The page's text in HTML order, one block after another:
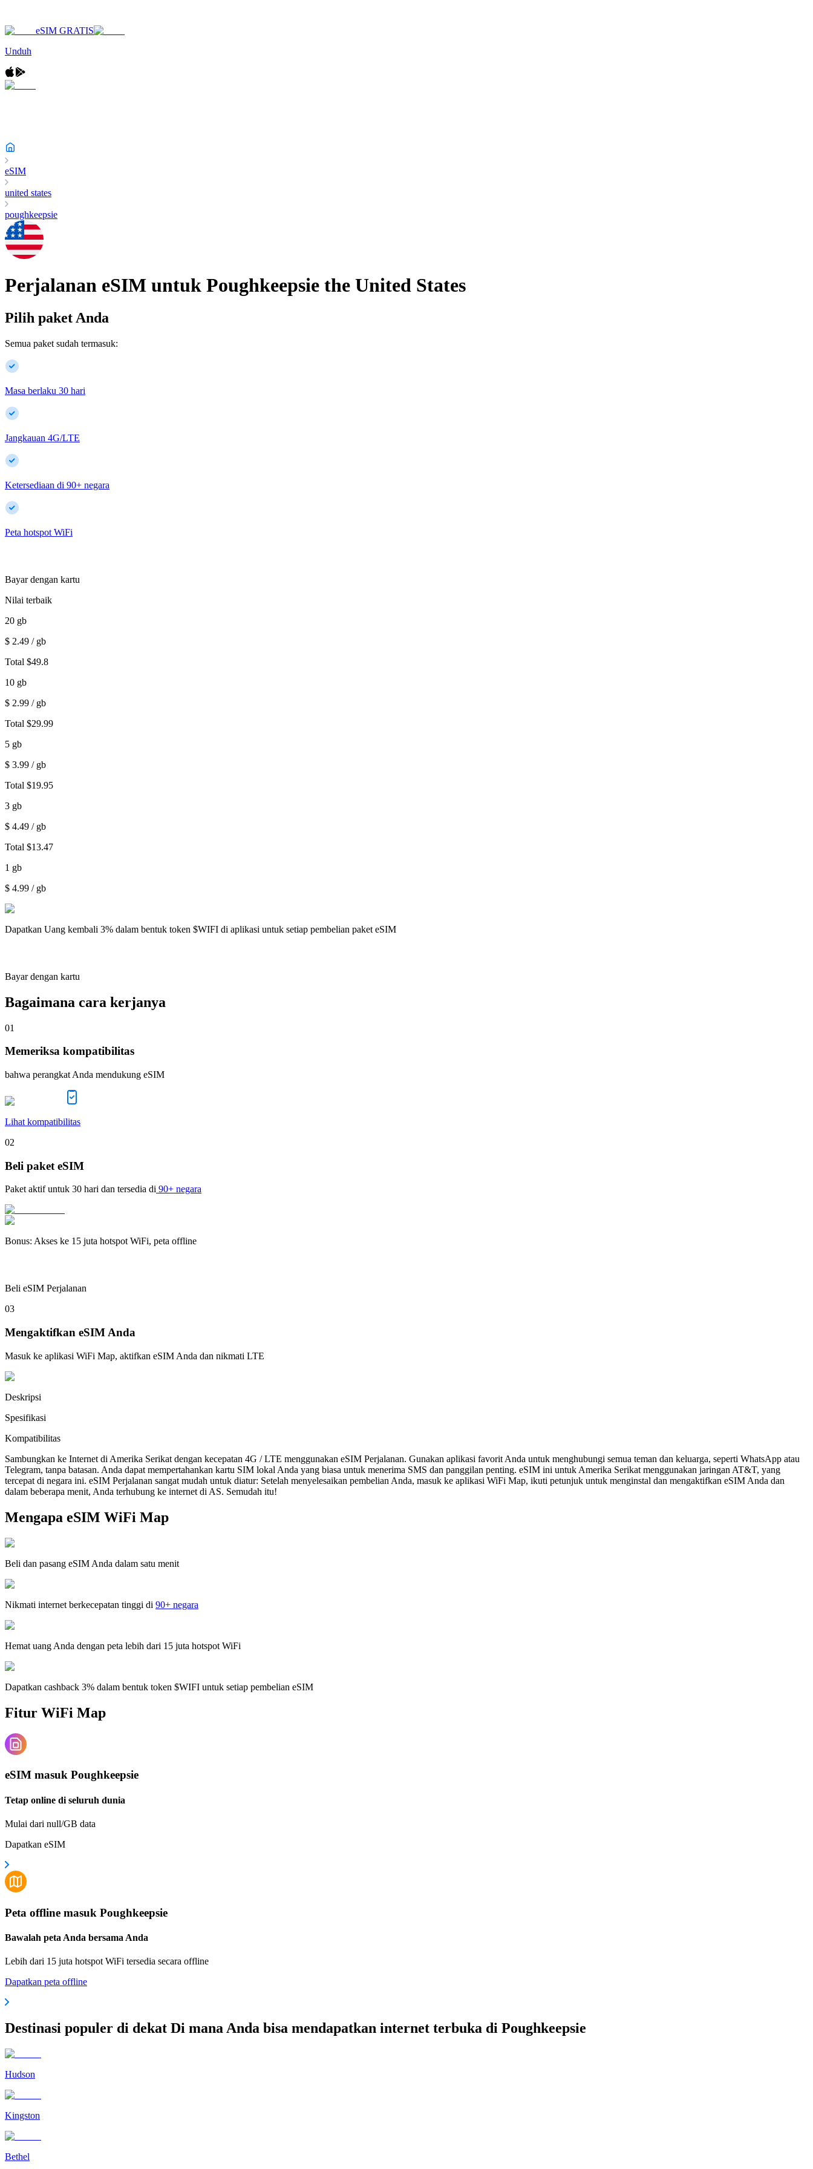
eSIM GRATIS
Unduh
eSIM
united states
poughkeepsie
Perjalanan eSIM untuk Poughkeepsie the United States
Pilih paket Anda
Semua paket sudah termasuk:
Masa berlaku 30 hari
Jangkauan 4G/LTE
Ketersediaan di 90+ negara
Peta hotspot WiFi
Bayar dengan kartu
Nilai terbaik
20 gb
$ 2.49 / gb
Total $49.8
10 gb
$ 2.99 / gb
Total $29.99
5 gb
$ 3.99 / gb
Total $19.95
3 gb
$ 4.49 / gb
Total $13.47
1 gb
$ 4.99 / gb
Dapatkan Uang kembali 3% dalam bentuk token $WIFI di aplikasi untuk setiap pembelian paket eSIM
Bayar dengan kartu
Bagaimana cara kerjanya
01
Memeriksa kompatibilitas
bahwa perangkat Anda mendukung eSIM
Lihat kompatibilitas
02
Beli paket eSIM
Paket aktif untuk 30 hari dan tersedia di 90+ negara
Bonus: Akses ke 15 juta hotspot WiFi, peta offline
Beli eSIM Perjalanan
03
Mengaktifkan eSIM Anda
Masuk ke aplikasi WiFi Map, aktifkan eSIM Anda dan nikmati LTE
Deskripsi
Spesifikasi
Kompatibilitas
Sambungkan ke Internet di Amerika Serikat dengan kecepatan 4G / LTE menggunakan eSIM Perjalanan. Gunakan aplikasi favorit Anda untuk menghubungi semua teman dan keluarga, seperti WhatsApp atau
Telegram, tanpa batasan. Anda dapat mempertahankan kartu SIM lokal Anda yang biasa untuk menerima SMS dan panggilan penting. eSIM ini untuk Amerika Serikat menggunakan jaringan AT&T, yang
tercepat di negara ini. eSIM Perjalanan sangat mudah untuk diatur: Setelah menyelesaikan pembelian Anda, masuk ke aplikasi WiFi Map, ikuti petunjuk untuk menginstal dan mengaktifkan eSIM Anda dan
dalam beberapa menit, Anda terhubung ke internet di AS. Semudah itu!
Mengapa eSIM WiFi Map
Beli dan pasang eSIM Anda dalam satu menit
Nikmati internet berkecepatan tinggi di 90+ negara
Hemat uang Anda dengan peta lebih dari 15 juta hotspot WiFi
Dapatkan cashback 3% dalam bentuk token $WIFI untuk setiap pembelian eSIM
Fitur WiFi Map
eSIM masuk Poughkeepsie
Tetap online di seluruh dunia
Mulai dari null/GB data
Dapatkan eSIM
Peta offline masuk Poughkeepsie
Bawalah peta Anda bersama Anda
Lebih dari 15 juta hotspot WiFi tersedia secara offline
Dapatkan peta offline
Destinasi populer di dekat Di mana Anda bisa mendapatkan internet terbuka di Poughkeepsie
Hudson
Kingston
Bethel